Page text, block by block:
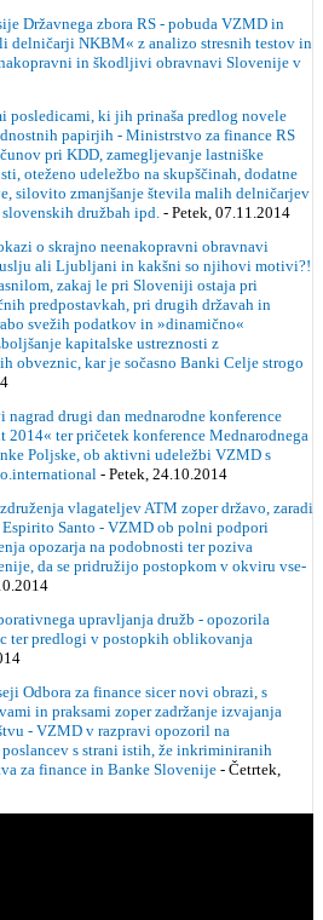
Državnega zbora RS - pobuda VZMD in
delničarji NKBM« z analizo stresnih testov in
in škodljivi obravnavi Slovenije v
posledicami, ki jih prinaša predlog novele
papirjih - Ministrstvo za finance RS
pri KDD, zamegljevanje lastniške
oteženo udeležbo na skupščinah, dodatne
silovito zmanjšanje števila malih delničarjev
družbah ipd. - Petek, 07.11.2014
o skrajno neenakopravni obravnavi
ali Ljubljani in kakšni so njihovi motivi?!
zakaj le pri Sloveniji ostaja pri
predpostavkah, pri drugih državah in
svežih podatkov in »dinamično«
kapitalske ustreznosti z
obveznic, kar je sočasno Banki Celje strogo
drugi dan mednarodne konference
2014« ter pričetek konference Mednarodnega
Poljske, ob aktivni udeležbi VZMD s
- Petek, 24.10.2014
vlagateljev ATM zoper državo, zaradi
Santo - VZMD ob polni podpori
opozarja na podobnosti ter poziva
da se pridružijo postopkom v okviru vse-
upravljanja družb - opozorila
ter predlogi v postopkih oblikovanja
Odbora za finance sicer novi obrazi, s
in praksami zoper zadržanje izvajanja
- VZMD v razpravi opozoril na
s strani istih, že inkriminiranih
za finance in Banke Slovenije - Četrtek,